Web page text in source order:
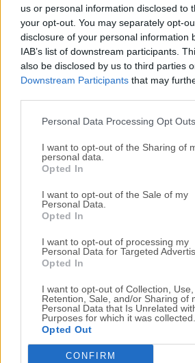
us or personal information disclosed to
your opt-out. You may separately opt-
disclosure of your personal information
IAB’s list of downstream participants.
also be disclosed by us to third parties
Downstream Participants that may
Personal Data Processing Opt Outs
I want to opt-out of the Sharing of
personal data.
Opted In
I want to opt-out of the Sale of my
Personal Data.
Opted In
I want to opt-out of processing my
Personal Data for Targeted
Opted In
I want to opt-out of Collection, Use,
Retention, Sale, and/or Sharing of
Personal Data that Is Unrelated
Purposes for which it was collected.
Opted Out
CONFIRM
Wise Disk Cleaner
25 de julio de 2026 - 11.83 MB - Gratis
de Windows
Wise Folder Hider 5.1.1
25 de mayo de 2026 - 6.65 MB -
Oculta archivos, fotos, videos y
de tu PC
Wise Force Deleter 1.5.7
14 de julio de 2025 - 4.45 MB -
Ayuda a solucionar problemas
eliminar archivo: acceso denegado'
Wise Game Booster 1.5.7
Gratis